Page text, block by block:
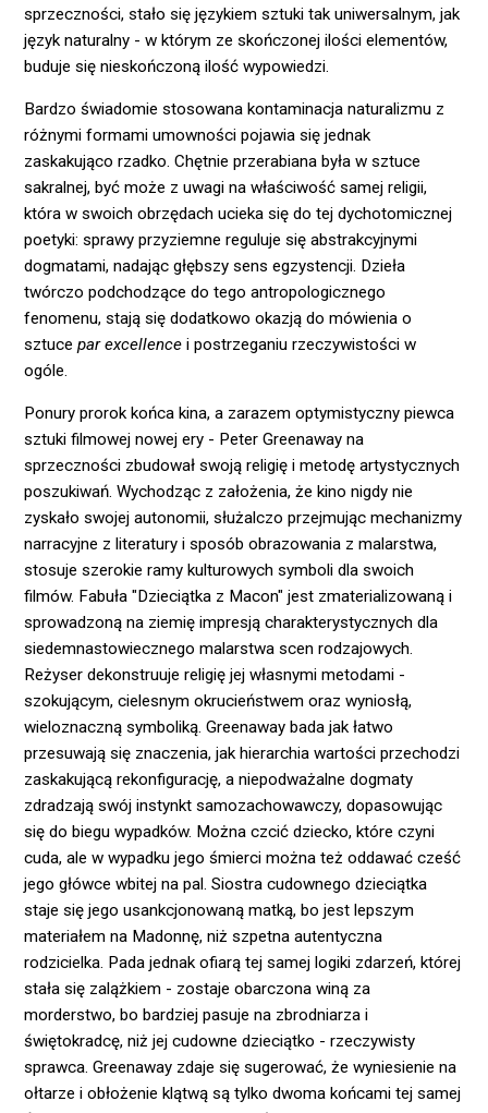
sprzeczności, stało się językiem sztuki tak uniwersalnym, jak
język naturalny - w którym ze skończonej ilości elementów,
buduje się nieskończoną ilość wypowiedzi.
Bardzo świadomie stosowana kontaminacja naturalizmu z
różnymi formami umowności pojawia się jednak
zaskakująco rzadko. Chętnie przerabiana była w sztuce
sakralnej, być może z uwagi na właściwość samej religii,
która w swoich obrzędach ucieka się do tej dychotomicznej
poetyki: sprawy przyziemne reguluje się abstrakcyjnymi
dogmatami, nadając głębszy sens egzystencji. Dzieła
twórczo podchodzące do tego antropologicznego
fenomenu, stają się dodatkowo okazją do mówienia o
sztucepar excellence i postrzeganiu rzeczywistości w
ogóle.
Ponury prorok końca kina, a zarazem optymistyczny piewca
sztuki filmowej nowej ery - Peter Greenaway na
sprzeczności zbudował swoją religię i metodę artystycznych
poszukiwań. Wychodząc z założenia, że kino nigdy nie
zyskało swojej autonomii, służalczo przejmując mechanizmy
narracyjne z literatury i sposób obrazowania z malarstwa,
stosuje szerokie ramy kulturowych symboli dla swoich
filmów. Fabuła "Dzieciątka z Macon" jest zmaterializowaną i
sprowadzoną na ziemię impresją charakterystycznych dla
siedemnastowiecznego malarstwa scen rodzajowych.
Reżyser dekonstruuje religię jej własnymi metodami -
szokującym, cielesnym okrucieństwem oraz wyniosłą,
wieloznaczną symboliką. Greenaway bada jak łatwo
przesuwają się znaczenia, jak hierarchia wartości przechodzi
zaskakującą rekonfigurację, a niepodważalne dogmaty
zdradzają swój instynkt samozachowawczy, dopasowując
się do biegu wypadków. Można czcić dziecko, które czyni
cuda, ale w wypadku jego śmierci można też oddawać cześć
jego główce wbitej na pal. Siostra cudownego dzieciątka
staje się jego usankcjonowaną matką, bo jest lepszym
materiałem na Madonnę, niż szpetna autentyczna
rodzicielka. Pada jednak ofiarą tej samej logiki zdarzeń, której
stała się zalążkiem - zostaje obarczona winą za
morderstwo, bo bardziej pasuje na zbrodniarza i
świętokradcę, niż jej cudowne dzieciątko - rzeczywisty
sprawca. Greenaway zdaje się sugerować, że wyniesienie na
ołtarze i obłożenie klątwą są tylko dwoma końcami tej samej